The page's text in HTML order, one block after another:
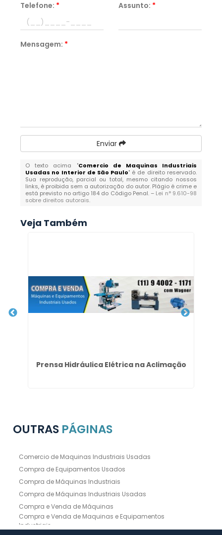
Telefone: * Assunto: *
Mensagem: *
Enviar
O texto acima "Comercio de Maquinas Industriais
Usadas no Interior de São Paulo" é de direito reservado.
Sua reprodução, parcial ou total, mesmo citando nossos
links, é proibida sem a autorização do autor. Plágio é crime e
está previsto no artigo 184 do Código Penal. – Lei n° 9.610-98
sobre direitos autorais.
Veja Também
Prensa Hidráulica Elétrica na Aclimação
OUTRAS PÁGINAS
Comercio de Maquinas Industriais Usadas
Compra de Equipamentos Usados
Compra de Máquinas Industriais
Compra de Máquinas Industriais Usadas
Compra e Venda de Máquinas
Compra e Venda de Maquinas e Equipamentos
Industriais